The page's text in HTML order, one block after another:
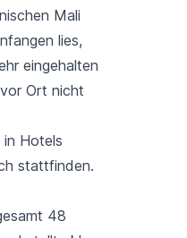
Mali
lies,
eingehalten
Ort nicht
in Hotels
stattfinden.
48